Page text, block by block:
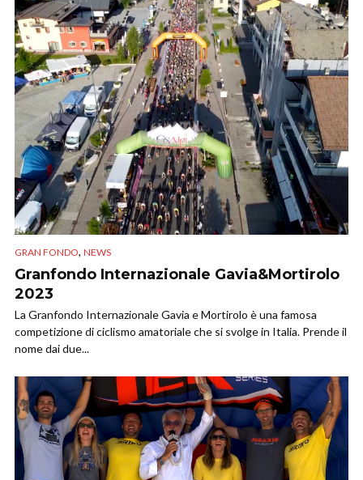
GRAN FONDO, NEWS
Granfondo Internazionale Gavia&Mortirolo
2023
La Granfondo Internazionale Gavia e Mortirolo è una famosa
competizione di ciclismo amatoriale che si svolge in Italia. Prende il
nome dai due...